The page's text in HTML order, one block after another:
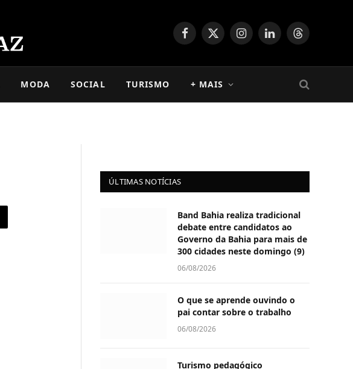
Facebook
X
InstagramLinkedInThreads
MODA SOCIAL TURISMO + MAIS
ÚLTIMAS NOTÍCIAS
Band Bahia realiza tradicional
debate entre candidatos ao
Governo da Bahia para mais de
300 cidades neste domingo (9)
06/08/2026
O que se aprende ouvindo o
pai contar sobre o trabalho
06/08/2026
Turismo pedagógico